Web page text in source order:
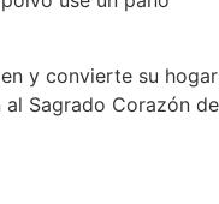
y convierte su hogar
Sagrado Corazón de